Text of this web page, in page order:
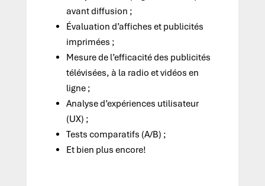
avant diffusion ;
Évaluation d’affiches et publicités
imprimées ;
Mesure de l’efficacité des publicités
télévisées, à la radio et vidéos en
ligne ;
Analyse d’expériences utilisateur
(UX) ;
Tests comparatifs (A/B) ;
Et bien plus encore!